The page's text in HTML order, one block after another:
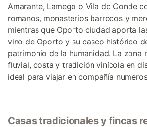
Amarante, Lamego o Vila do Conde
romanos, monasterios barrocos y
mientras que Oporto ciudad aporta
vino de Oporto y su casco histórico
patrimonio de la humanidad. La zona
fluvial, costa y tradición vinícola en
ideal para viajar en compañía
Casas tradicionales y fincas